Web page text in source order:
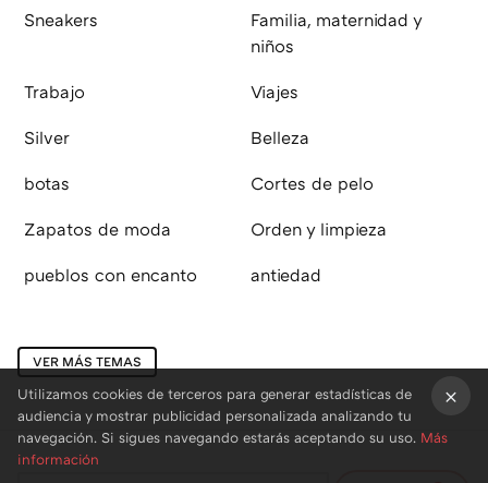
Sneakers
Familia, maternidad y
niños
Trabajo Viajes
Silver Belleza
botas Cortes de pelo
Zapatos de moda Orden y limpieza
pueblos con encanto antiedad
VER MÁS TEMAS
Utilizamos cookies de terceros para generar estadísticas de
audiencia y mostrar publicidad personalizada analizando tu
navegación. Si sigues navegando estarás aceptando su uso. Más
información